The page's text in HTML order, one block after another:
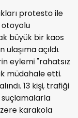
protesto ile
otoyolu
büyük bir kaos
ulaşıma açıldı.
eylemi "rahatsız
müdahale etti.
13 kişi, trafiği
karakola